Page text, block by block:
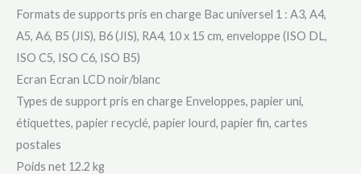
Formats de supports pris en charge Bac universel 1 : A3, A4,
A5, A6, B5 (JIS), B6 (JIS), RA4, 10 x 15 cm, enveloppe (ISO DL,
ISO C5, ISO C6, ISO B5)
Ecran Ecran LCD noir/blanc
Types de support pris en charge Enveloppes, papier uni,
étiquettes, papier recyclé, papier lourd, papier fin, cartes
postales
Poids net 12.2 kg